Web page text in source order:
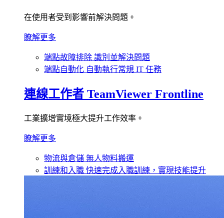
在使用者受到影響前解決問題。
瞭解更多
端點故障排除 識別並解決問題
端點自動化 自動執行常規 IT 任務
連線工作者 TeamViewer Frontline
工業擴增實境極大提升工作效率。
瞭解更多
物流與倉儲 無人物料搬運
訓練和入職 快速完成入職訓練，實現技能提升